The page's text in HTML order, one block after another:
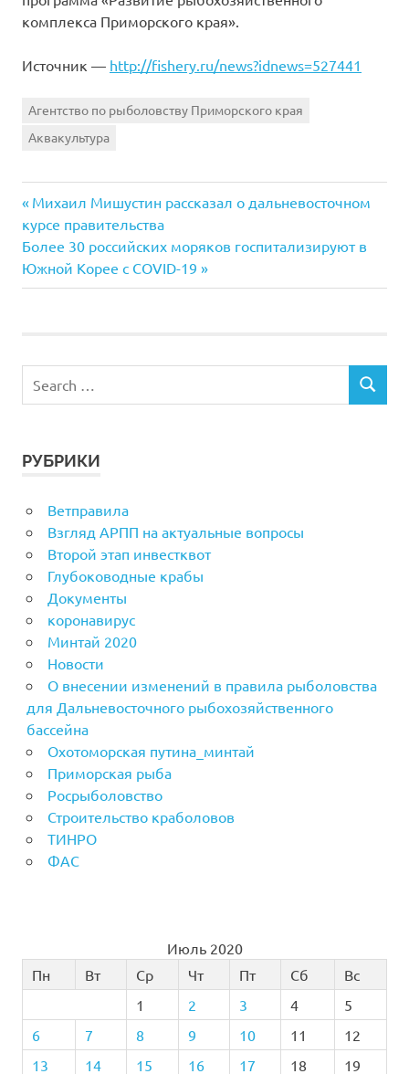
комплекса Приморского края».
Источник — http://fishery.ru/news?idnews=527441
Агентство по рыболовству Приморского края
Аквакультура
Навигация
по
записям
Previous
Post:
Михаил Мишустин рассказал о дальневосточном
курсе правительства
Next
Post:
Более 30 российских моряков госпитализируют в
Южной Корее с COVID-19
РУБРИКИ
Ветправила
Взгляд АРПП на актуальные вопросы
Второй этап инвестквот
Глубоководные крабы
Документы
коронавирус
Минтай 2020
Новости
О внесении изменений в правила рыболовства
для Дальневосточного рыбохозяйственного
бассейна
Охотоморская путина_минтай
Приморская рыба
Росрыболовство
Строительство краболовов
ТИНРО
ФАС
Июль 2020
Пн
Вт Ср Чт Пт Сб
Вс
1
2 3 4
5
6
7 8 9 10 11
12
13
14 15 16 17 18 19